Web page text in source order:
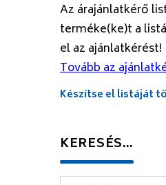
Az árajánlatkérő
terméke(ke)t a
el az ajánlatkérést!
Tovább az
Készítse el listáját
KERESÉS…